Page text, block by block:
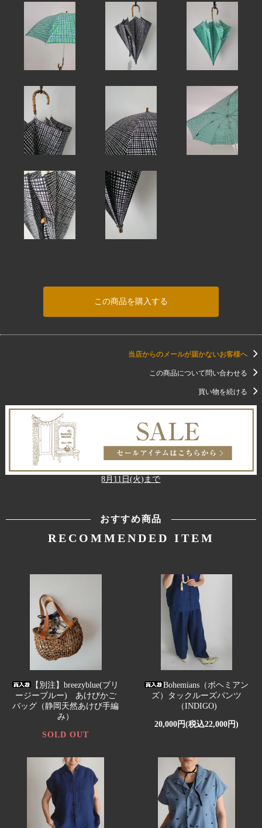
この商品を購入する
当店からのメールが届かないお客様へ
この商品について問い合わせる
買い物を続ける
8月11日(火)まで
おすすめ商品
RECOMMENDED ITEM
【別注】breezyblue(ブリ
ージーブルー) あけびかご
バッグ（静岡天然あけび手編
み）
SOLD OUT
Bohemians（ボヘミアン
ズ）タックルーズパンツ
（INDIGO)
20,000円(税込22,000円)